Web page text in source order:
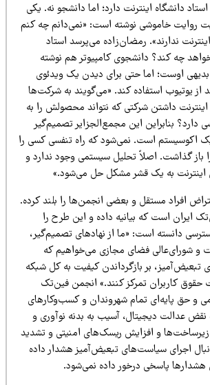
اینترنت دارد؛ اما دانشجو نه. یکی
خاموشی نوشته است: «نمی‌دانم چه کنم
ندارند». رمضان‌زاده می‌پرسد استاد
چه کند؟ دانشجوی کامپیوتر هم نوشته
اوست؛ اما حتی برای دیدن یک ویدئوی
استفاده کند. «می‌گویند به شرکت‌ها
داشتن شرکتی که نتواند محصولش را به
بنابراین این مجمع‌الجزایر تصمیم‌گیر
است. نمی‌شود که راه تنفسی کسی را
اصلاً تحلیل سیستمی وجود ندارد و
به یک قشر مشکل حل می‌شود.»
مستقل و بعضی انجمن‌ها را بلند کرده.
است که بیانیه داده و این طرح را
است: «ما از نهادهای تصمیم‌گیر،
فضای مجازی می‌خواهیم که
بر بازگرداندن کیفیت به کل شبکه
کاربران تمرکز کنند.» انجمن فین‌تک
پایه‌ای تمام شهروندان و کسب‌وکارهای
عدالت دیجیتال، آسیب به بدنه نوآوری و
و افزایش ریسک‌های امنیتی و تشدید
سیاست‌های تبعیض‌آمیز هشدار داده
پاسخی درخور داده نمی‌شود.